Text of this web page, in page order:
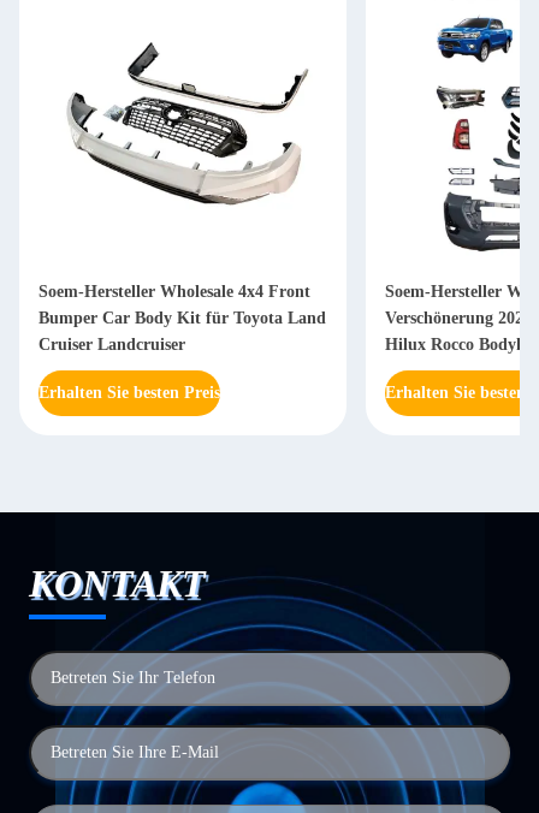
Soem-Hersteller Wholesale 4x4 Front
Bumper Car Body Kit für Toyota Land
Cruiser Landcruiser
Erhalten Sie besten Preis
Soem-Hersteller
Verschönerung 2021
Hilux Rocco
Grill
Erhalten Sie besten
KONTAKT